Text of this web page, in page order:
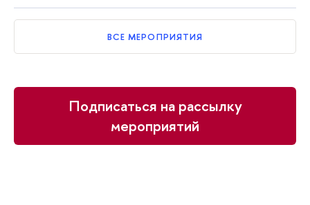
ВСЕ МЕРОПРИЯТИЯ
Подписаться на рассылку
мероприятий